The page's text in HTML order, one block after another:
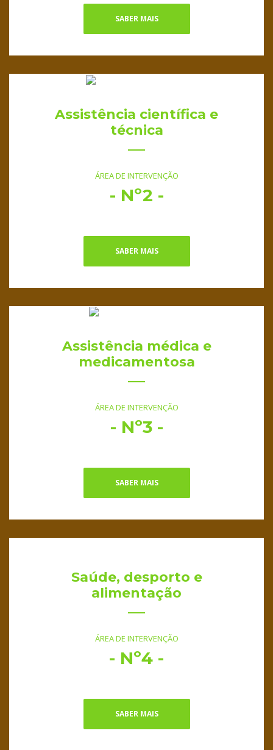
SABER MAIS
Assistência científica e
técnica
ÁREA DE INTERVENÇÃO
- Nº2 -
SABER MAIS
Assistência médica e
medicamentosa
ÁREA DE INTERVENÇÃO
- Nº3 -
SABER MAIS
Saúde, desporto e
alimentação
ÁREA DE INTERVENÇÃO
- Nº4 -
SABER MAIS